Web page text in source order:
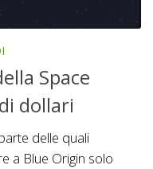
Space
dollari
delle quali
a Blue Origin solo